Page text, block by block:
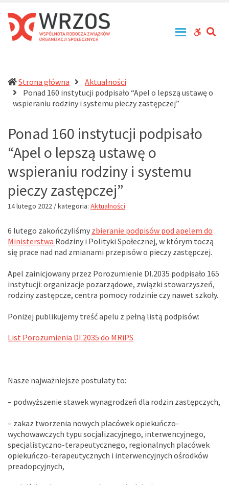
Wspólnota
Robocza
zachowaniu
zasad
tolerancji,
działa
rzecz
pomocowych
Polsce
WCAG
Strona główna
Aktualności
Ponad 160 instytucji podpisało “Apel o lepszą ustawę o
wspieraniu rodziny i systemu pieczy zastępczej”
Ponad 160 instytucji podpisało
“Apel o lepszą ustawę o
wspieraniu rodziny i systemu
pieczy zastępczej”
14 lutego 2022 / kategoria: Aktualności
6 lutego zakończyliśmy zbieranie podpisów pod apelem do
Ministerstwa Rodziny i Polityki Społecznej, w którym toczą
się prace nad nad zmianami przepisów o pieczy zastępczej.
Apel zainicjowany przez Porozumienie DI.2035 podpisało 165
instytucji: organizacje pozarządowe, związki stowarzyszeń,
rodziny zastępcze, centra pomocy rodzinie czy nawet szkoły.
Poniżej publikujemy treść apelu z pełną listą podpisów:
List Porozumienia DI.2035 do MRiPS
Nasze najważniejsze postulaty to:
– podwyższenie stawek wynagrodzeń dla rodzin zastępczych,
– zakaz tworzenia nowych placówek opiekuńczo-
wychowawczych typu socjalizacyjnego, interwencyjnego,
specjalistyczno-terapeutycznego, regionalnych placówek
opiekuńczo-terapeutycznych i interwencyjnych ośrodków
preadopcyjnych,